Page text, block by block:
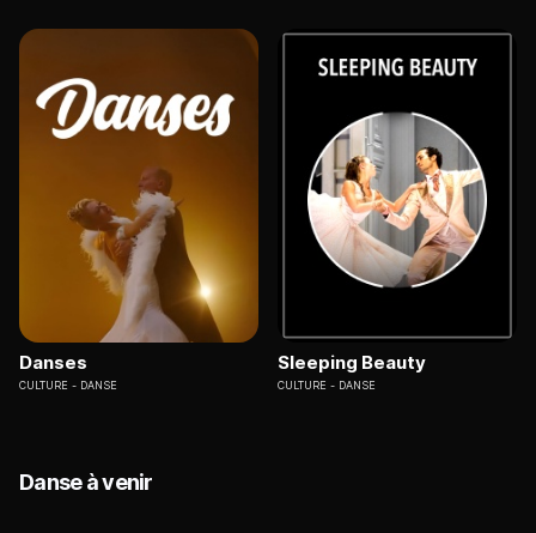
Danses
CULTURE DANSE
Sleeping Beauty
CULTURE DANSE
Danse à venir